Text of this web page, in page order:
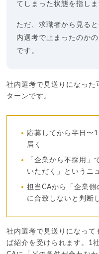
てしまった状態を指しま
ただ、求職者から見る
内選考で止まったのか
です。
社内選考で見送りになった
ターンです。
応募してから半日〜
届く
「企業から不採用」
いただく」というニ
担当CAから「企業
に合致しないと判断
社内選考で見送りになって
ば紹介を受けられます。1